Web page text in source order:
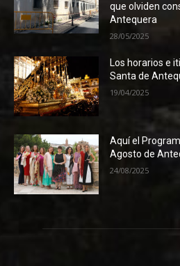
que olviden
Antequera
28/05/2025
Los horarios e
Santa de
19/04/2025
Aquí el
Agosto de
24/08/2025